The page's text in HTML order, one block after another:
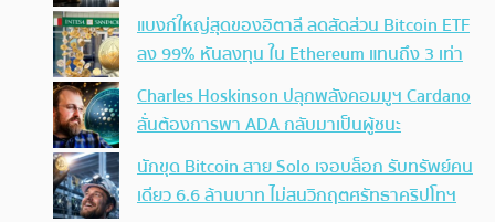
แบงก์ใหญ่สุดของอิตาลี ลดสัดส่วน Bitcoin ETF
ลง 99% หันลงทุน ใน Ethereum แทนถึง 3 เท่า
Charles Hoskinson ปลุกพลังคอมมูฯ Cardano
ลั่นต้องการพา ADA กลับมาเป็นผู้ชนะ
นักขุด Bitcoin สาย Solo เจอบล็อก รับทรัพย์คน
เดียว 6.6 ล้านบาท ไม่สนวิกฤตศรัทธาคริปโทฯ